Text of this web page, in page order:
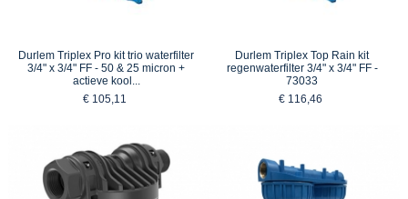
Durlem Triplex Pro kit trio waterfilter
3/4" x 3/4" FF - 50 & 25 micron +
actieve kool...
€ 105,11
Durlem Triplex Top Rain kit
regenwaterfilter 3/4" x 3/4" FF -
73033
€ 116,46